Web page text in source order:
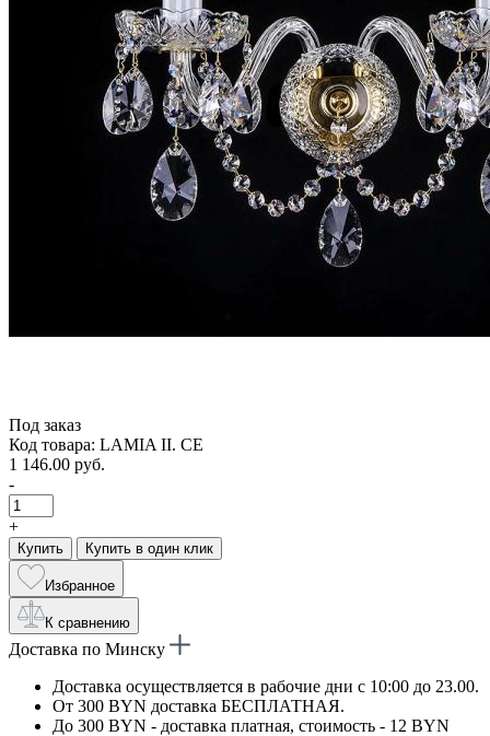
Под заказ
Код товара: LAMIA II. CE
1 146.00 руб.
-
+
Купить Купить в один клик
Избранное
К сравнению
Доставка по Минску
Доставка осуществляется в рабочие дни с 10:00 до 23.00.
От 300 BYN доставка БЕСПЛАТНАЯ.
До 300 BYN - доставка платная, стоимость - 12 BYN